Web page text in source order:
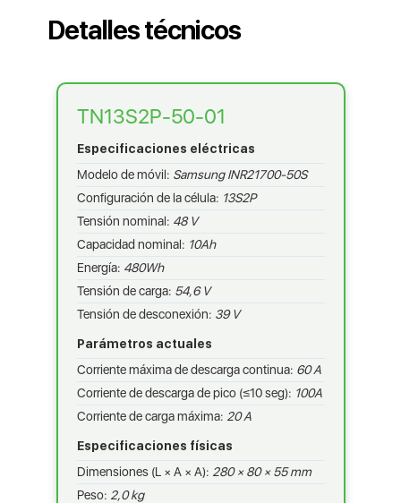
Detalles técnicos
TN13S2P-50-01
Especificaciones eléctricas
Modelo de móvil: Samsung INR21700-50S
Configuración de la célula: 13S2P
Tensión nominal: 48 V
Capacidad nominal: 10Ah
Energía: 480Wh
Tensión de carga: 54,6 V
Tensión de desconexión: 39 V
Parámetros actuales
Corriente máxima de descarga continua: 60 A
Corriente de descarga de pico (≤10 seg): 100A
Corriente de carga máxima: 20 A
Especificaciones físicas
Dimensiones (L × A × A): 280 × 80 × 55 mm
Peso: 2,0 kg